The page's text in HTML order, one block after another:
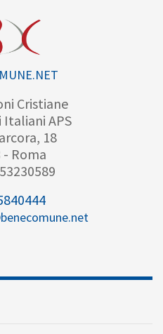
Cristiane
APS
18
- Roma